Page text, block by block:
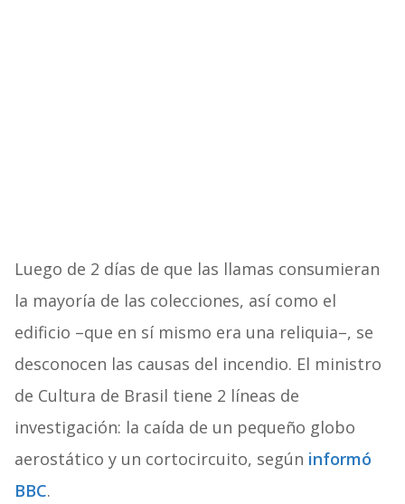
Luego de 2 días de que las llamas consumieran
la mayoría de las colecciones, así como el
edificio –que en sí mismo era una reliquia–, se
desconocen las causas del incendio. El ministro
de Cultura de Brasil tiene 2 líneas de
investigación: la caída de un pequeño globo
aerostático y un cortocircuito, según informó
BBC.